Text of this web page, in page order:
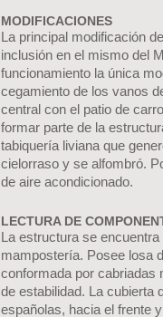
MODIFICACIONES
La principal modificación
inclusión en el mismo del
funcionamiento la única
cegamiento de los vanos
central con el patio de
formar parte de la
tabiquería liviana que
cielorraso y se alfombró.
de aire acondicionado.
LECTURA DE
La estructura se
mampostería. Posee losa
conformada por cabriadas
de estabilidad. La cubierta
españolas, hacia el frente